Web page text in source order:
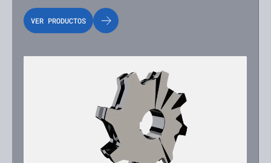
VER PRODUCTOS